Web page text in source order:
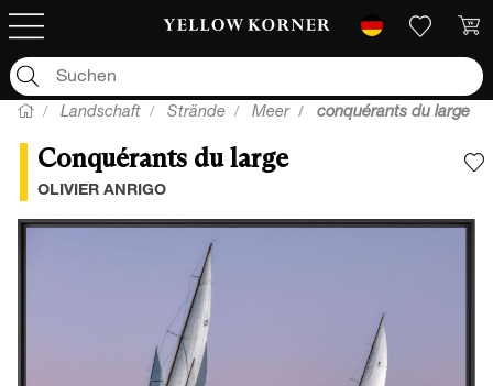
Landschaft Strände Meer conquérants du large
Conquérants du large
OLIVIER ANRIGO